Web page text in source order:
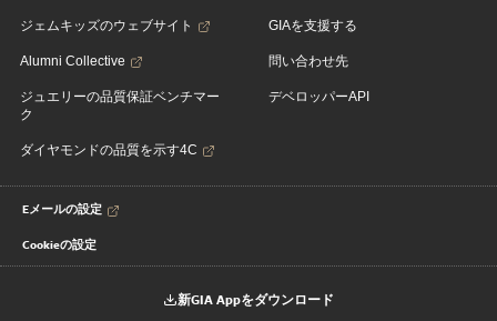
ジェムキッズのウェブサイト
Alumni Collective
ジュエリーの品質保証ベンチマー
ク
ダイヤモンドの品質を示す4C
GIAを支援する
問い合わせ先
デベロッパーAPI
Eメールの設定
Cookieの設定
新GIA Appをダウンロード